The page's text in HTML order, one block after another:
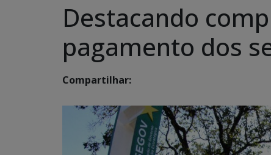
Destacando
pagamento dos
Compartilhar: